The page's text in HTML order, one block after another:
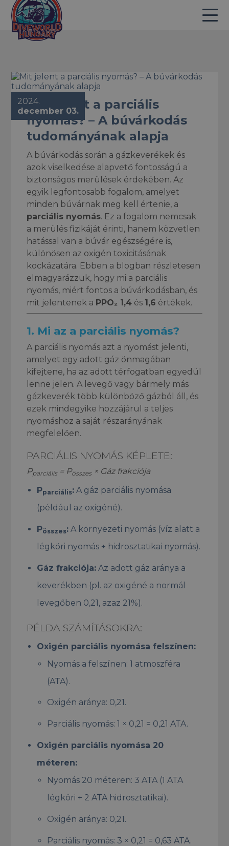
2024.
december 03.
Mit jelent a parciális
nyomás? – A búvárkodás
tudományának alapja
A búvárkodás során a gázkeverékek és
azok viselkedése alapvető fontosságú a
biztonságos merülések érdekében. Az
egyik legfontosabb fogalom, amelyet
minden búvárnak meg kell értenie, a
parciális nyomás. Ez a fogalom nemcsak
a merülés fizikáját érinti, hanem közvetlen
hatással van a búvár egészségére is,
különösen az oxigén toxicitásának
kockázatára. Ebben a blogban részletesen
elmagyarázzuk, hogy mi a parciális
nyomás, miért fontos a búvárkodásban, és
mit jelentenek a PPO₂ 1,4 és 1,6 értékek.
1. Mi az a parciális nyomás?
A parciális nyomás azt a nyomást jelenti,
amelyet egy adott gáz önmagában
kifejtene, ha az adott térfogatban egyedül
lenne jelen. A levegő vagy bármely más
gázkeverék több különböző gázból áll, és
ezek mindegyike hozzájárul a teljes
nyomáshoz a saját részarányának
megfelelően.
PARCIÁLIS NYOMÁS KÉPLETE:
Pparciális= Pösszes× Gáz frakciója
Pparciális: A gáz parciális nyomása
(például az oxigéné).
Pösszes: A környezeti nyomás (víz alatt a
légköri nyomás + hidrosztatikai nyomás).
Gáz frakciója: Az adott gáz aránya a
keverékben (pl. az oxigéné a normál
levegőben 0,21, azaz 21%).
PÉLDA SZÁMÍTÁSOKRA:
Oxigén parciális nyomása felszínen:
Nyomás a felszínen: 1 atmoszféra
(ATA).
Oxigén aránya: 0,21.
Parciális nyomás: 1 × 0,21 = 0,21 ATA.
Oxigén parciális nyomása 20
méteren:
Nyomás 20 méteren: 3 ATA (1 ATA
légköri + 2 ATA hidrosztatikai).
Oxigén aránya: 0,21.
Parciális nyomás: 3 × 0,21 = 0,63 ATA.